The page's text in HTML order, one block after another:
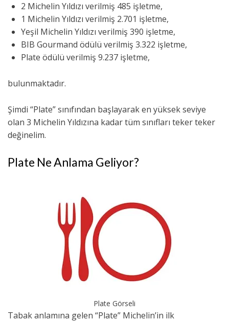
2 Michelin Yıldızı verilmiş 485 işletme,
1 Michelin Yıldızı verilmiş 2.701 işletme,
Yeşil Michelin Yıldızı verilmiş 390 işletme,
BIB Gourmand ödülü verilmiş 3.322 işletme,
Plate ödülü verilmiş 9.237 işletme,
bulunmaktadır.
Şimdi “Plate” sınıfından başlayarak en yüksek seviye
olan 3 Michelin Yıldızına kadar tüm sınıfları teker teker
değinelim.
Plate Ne Anlama Geliyor?
Plate Görseli
Tabak anlamına gelen “Plate” Michelin’in ilk